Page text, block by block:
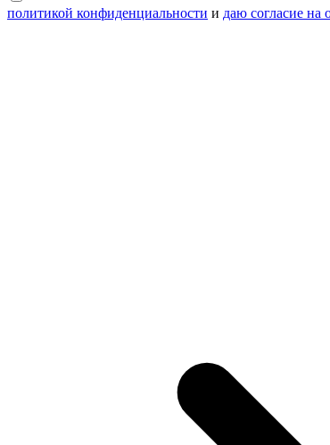
политикой конфиденциальности и даю согласие на